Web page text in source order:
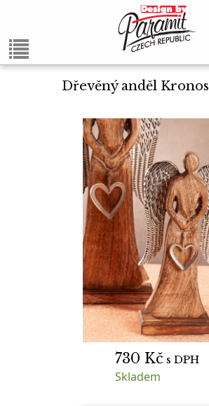
Dřevěný anděl Kronos
730 Kč s DPH
Skladem